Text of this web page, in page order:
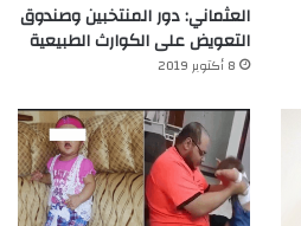
العثماني: دور المنتخبين وصندوق
التعويض على الكوارث الطبيعية
8 أكتوبر 2019